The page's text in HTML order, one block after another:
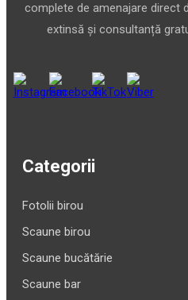
complete de amenajare direct
extinsă și consultanță
Categorii
Fotolii birou
Scaune birou
Scaune bucătărie
Scaune bar